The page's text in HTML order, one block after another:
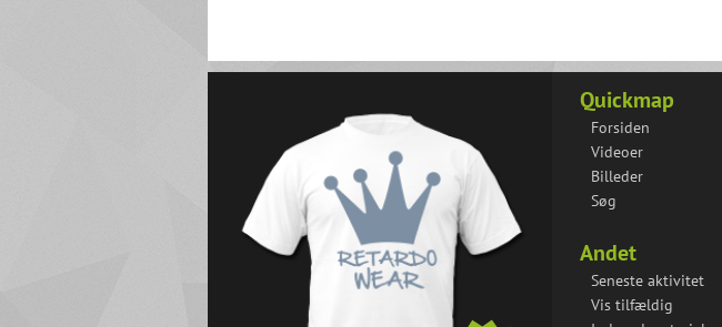
Quickmap
Forsiden
Videoer
Billeder
Søg
Andet
Seneste aktivitet
Vis tilfældig